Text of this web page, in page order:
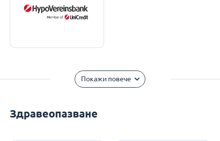
Покажи повече
Здравеопазване